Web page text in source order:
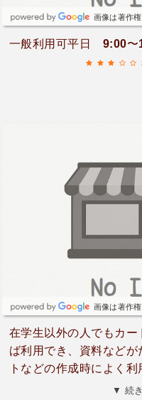
画像は著作
一般利用可平日 9:00〜
画像は著作
在学生以外の人でもカ
ば利用でき、資料など
トなどの作成時によく
など色々なものが置い
▼ 続